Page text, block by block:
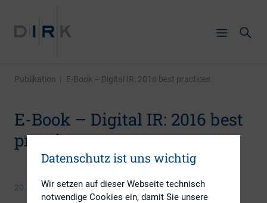
Publikation | E-Book – Digital IR: 2016 best practices
E-Book – Digital IR: 2016 best
practices
20. Juli 2016
Datenschutz ist uns wichtig
Wir setzen auf dieser Webseite technisch
notwendige Cookies ein, damit Sie unsere